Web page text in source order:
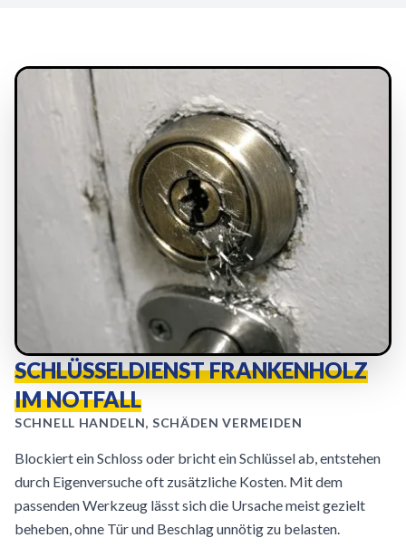
SCHLÜSSELDIENST FRANKENHOLZ
IM NOTFALL
SCHNELL HANDELN, SCHÄDEN VERMEIDEN
Blockiert ein Schloss oder bricht ein Schlüssel ab, entstehen
durch Eigenversuche oft zusätzliche Kosten. Mit dem
passenden Werkzeug lässt sich die Ursache meist gezielt
beheben, ohne Tür und Beschlag unnötig zu belasten.